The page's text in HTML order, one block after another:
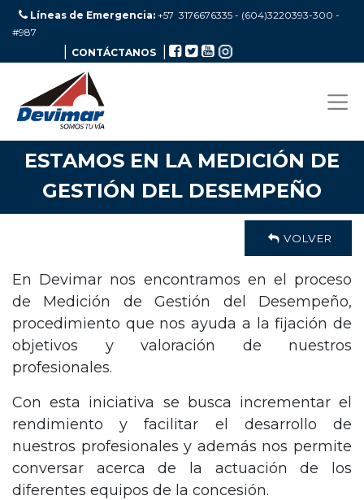
Líneas de Emergencia: +57 3176676335 - (604)3220393-300 -
#987
CONTÁCTANOS
ESTAMOS EN LA MEDICIÓN DE
GESTIÓN DEL DESEMPEÑO
VOLVER
En Devimar nos encontramos en el proceso
de Medición de Gestión del Desempeño,
procedimiento que nos ayuda a la fijación de
objetivos y valoración de nuestros
profesionales.
Con esta iniciativa se busca incrementar el
rendimiento y facilitar el desarrollo de
nuestros profesionales y además nos permite
conversar acerca de la actuación de los
diferentes equipos de la concesión.